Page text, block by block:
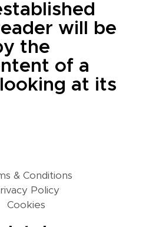
will be
the
of a
at its
& Conditions
Policy
Cookies